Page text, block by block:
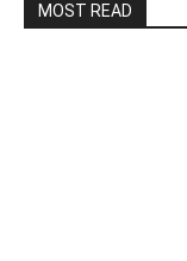
MOST READ